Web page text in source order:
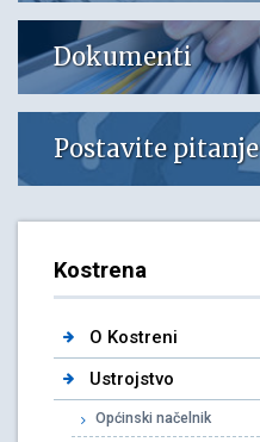
Dokumenti
Postavite pitanje
Kostrena
O Kostreni
Ustrojstvo
Općinski načelnik